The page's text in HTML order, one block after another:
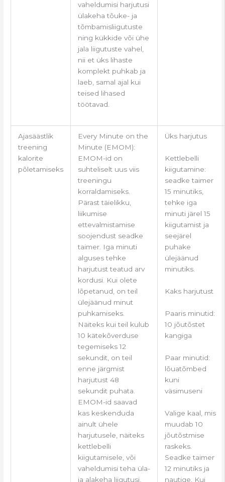
vaheldumisi harjutusi
ülakeha tõuke- ja
tõmbamisliigutuste
ning kükkide või ühe
jala liigutuste vahel,
nii et üks lihaste
komplekt puhkab ja
laeb, samal ajal kui
teised lihased
töötavad.
Ajasäästlik
treening
kalorite
põletamiseks
Every Minute on the
Minute (EMOM):
EMOM-id on
suhteliselt uus viis
treeningu
korraldamiseks.
Pärast täielikku,
liikumise
ettevalmistamise
soojendust seadke
taimer. Iga minuti
alguses tehke
harjutust teatud arv
kordusi. Kui olete
lõpetanud, on teil
ülejäänud minut
puhkamiseks.
Näiteks kui teil kulub
10 kätekõverduse
tegemiseks 12
sekundit, on teil
enne järgmist
harjutust 48
sekundit puhata.
EMOM-id saavad
kas keskenduda
ainult ühele
harjutusele, näiteks
kettlebelli
kiigutamisele, või
vaheldumisi teha üla-
ja alakeha liigutusi,
Üks harjutus
Kettlebelli
kiigutamine:
seadke taimer
15 minutiks,
tehke iga
minuti järel 15
kiigutamist ja
seejärel
puhake
ülejäänud
minutiks.
Kaks harjutust
Paaris minutid:
10 jõutõstet
kangiga
Paar minutid:
lõuatõmbed
kuni
väsimuseni
Valige kaal, mis
muudab 10
jõutõstmise
raskeks.
Seadke taimer
12 minutiks ja
nautige. Kui